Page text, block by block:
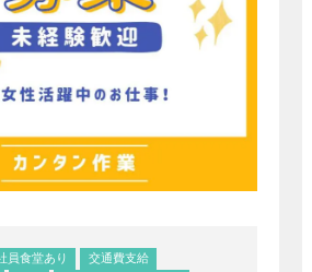
員食堂あり
交通費支給